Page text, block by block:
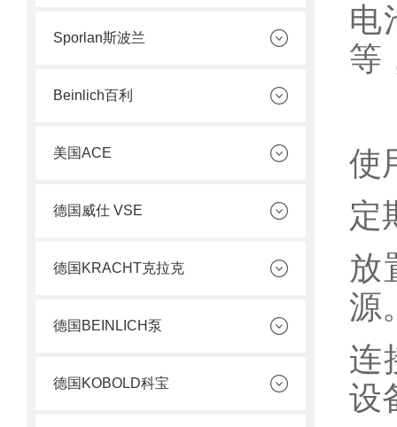
Sporlan斯波兰
Beinlich百利
美国ACE
德国威仕 VSE
德国KRACHT克拉克
德国BEINLICH泵
德国KOBOLD科宝
电
等
使
定
放
源
连
设